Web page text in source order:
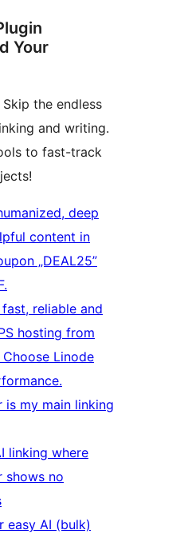
Your
the endless
and writing.
to fast-track
deep
content in
„DEAL25”
reliable and
hosting from
Linode
is my main linking
linking where
shows no
easy AI (bulk)